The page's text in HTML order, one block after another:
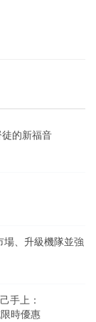
徒的新福音
、升級機隊並強
手上：
時優惠